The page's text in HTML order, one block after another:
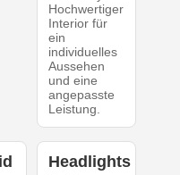
Hochwertiger
Interior für
ein
individuelles
Aussehen
und eine
angepasste
Leistung.
Headlights